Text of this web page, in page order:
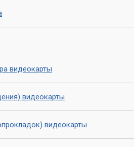
видеокарты. Кроме того,
производительности
видеокарты
видеокарты
видеокарты